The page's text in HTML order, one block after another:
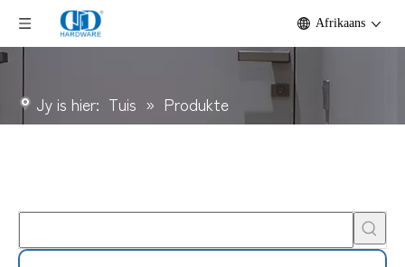
Afrikaans
Jy is hier: Tuis » Produkte